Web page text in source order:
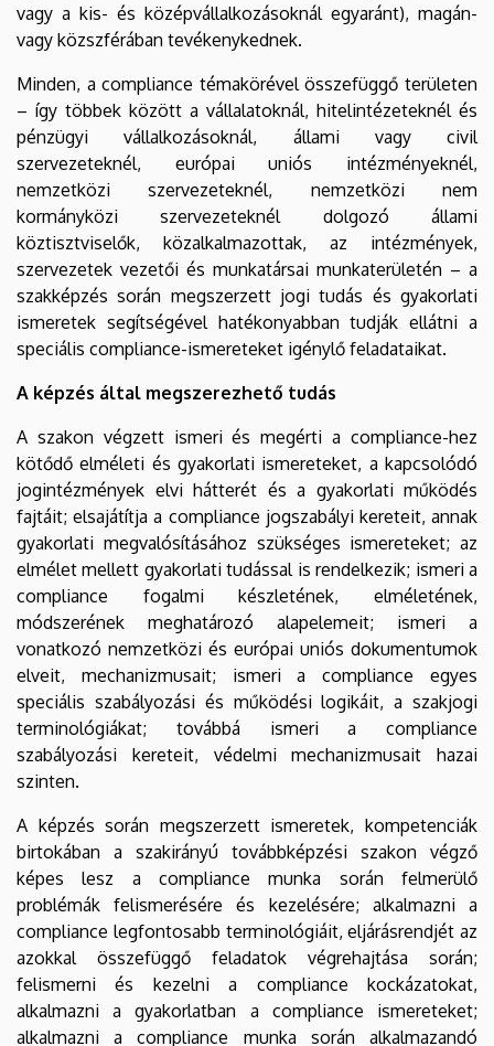
vagy a kis- és középvállalkozásoknál egyaránt), magán-
vagy közszférában tevékenykednek.
Minden, a compliance témakörével összefüggő területen
– így többek között a vállalatoknál, hitelintézeteknél és
pénzügyi vállalkozásoknál, állami vagy civil
szervezeteknél, európai uniós intézményeknél,
nemzetközi szervezeteknél, nemzetközi nem
kormányközi szervezeteknél dolgozó állami
köztisztviselők, közalkalmazottak, az intézmények,
szervezetek vezetői és munkatársai munkaterületén – a
szakképzés során megszerzett jogi tudás és gyakorlati
ismeretek segítségével hatékonyabban tudják ellátni a
speciális compliance-ismereteket igénylő feladataikat.
A képzés által megszerezhető tudás
A szakon végzett ismeri és megérti a compliance-hez
kötődő elméleti és gyakorlati ismereteket, a kapcsolódó
jogintézmények elvi hátterét és a gyakorlati működés
fajtáit; elsajátítja a compliance jogszabályi kereteit, annak
gyakorlati megvalósításához szükséges ismereteket; az
elmélet mellett gyakorlati tudással is rendelkezik; ismeri a
compliance fogalmi készletének, elméletének,
módszerének meghatározó alapelemeit; ismeri a
vonatkozó nemzetközi és európai uniós dokumentumok
elveit, mechanizmusait; ismeri a compliance egyes
speciális szabályozási és működési logikáit, a szakjogi
terminológiákat; továbbá ismeri a compliance
szabályozási kereteit, védelmi mechanizmusait hazai
szinten.
A képzés során megszerzett ismeretek, kompetenciák
birtokában a szakirányú továbbképzési szakon végző
képes lesz a compliance munka során felmerülő
problémák felismerésére és kezelésére; alkalmazni a
compliance legfontosabb terminológiáit, eljárásrendjét az
azokkal összefüggő feladatok végrehajtása során;
felismerni és kezelni a compliance kockázatokat,
alkalmazni a gyakorlatban a compliance ismereteket;
alkalmazni a compliance munka során alkalmazandó